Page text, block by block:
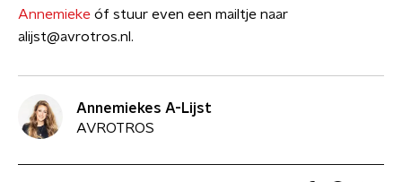
Annemieke óf stuur even een mailtje naar
alijst@avrotros.nl.
Annemiekes A-Lijst
AVROTROS